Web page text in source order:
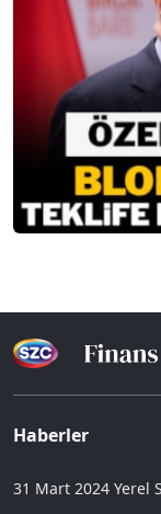
Haberler
31 Mart 2024 Yerel